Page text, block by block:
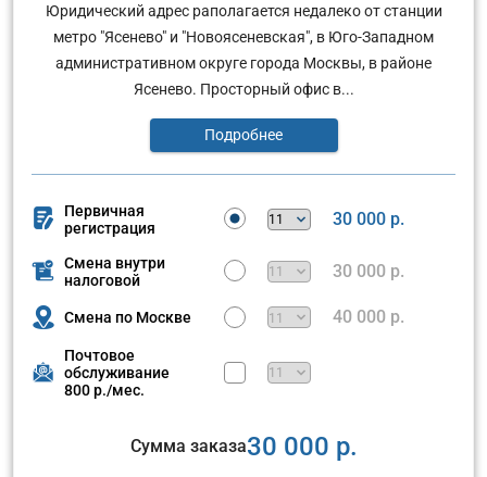
Юридический адрес раполагается недалеко от станции
метро "Ясенево" и "Новоясеневская", в Юго-Западном
административном округе города Москвы, в районе
Ясенево. Просторный офис в...
Подробнее
Первичная
регистрация
30 000 р.
Смена внутри
налоговой
30 000 р.
Смена по Москве 40 000 р.
Почтовое
обслуживание
800 р./мес.
Сумма заказа30 000 р.